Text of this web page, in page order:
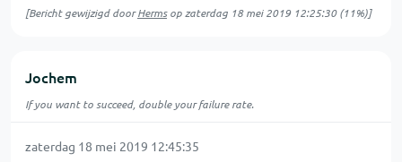
[Bericht gewijzigd doorHermsop zaterdag 18 mei 2019 12:25:30(11%)]
Jochem
If you want to succeed, double your failure rate.
zaterdag 18 mei 2019 12:45:35